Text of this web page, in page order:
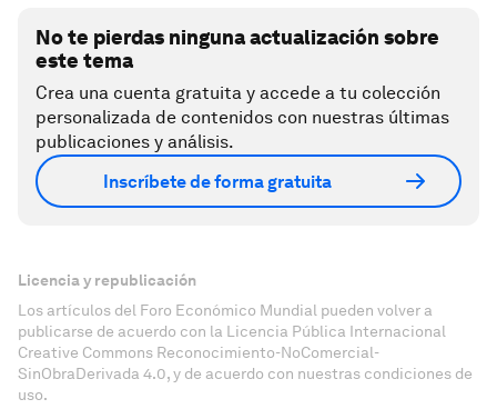
No te pierdas ninguna actualización sobre
este tema
Crea una cuenta gratuita y accede a tu colección
personalizada de contenidos con nuestras últimas
publicaciones y análisis.
Inscríbete de forma gratuita
Licencia y republicación
Los artículos del Foro Económico Mundial pueden volver a
publicarse de acuerdo con la Licencia Pública Internacional
Creative Commons Reconocimiento-NoComercial-
SinObraDerivada 4.0, y de acuerdo con nuestras condiciones de
uso.